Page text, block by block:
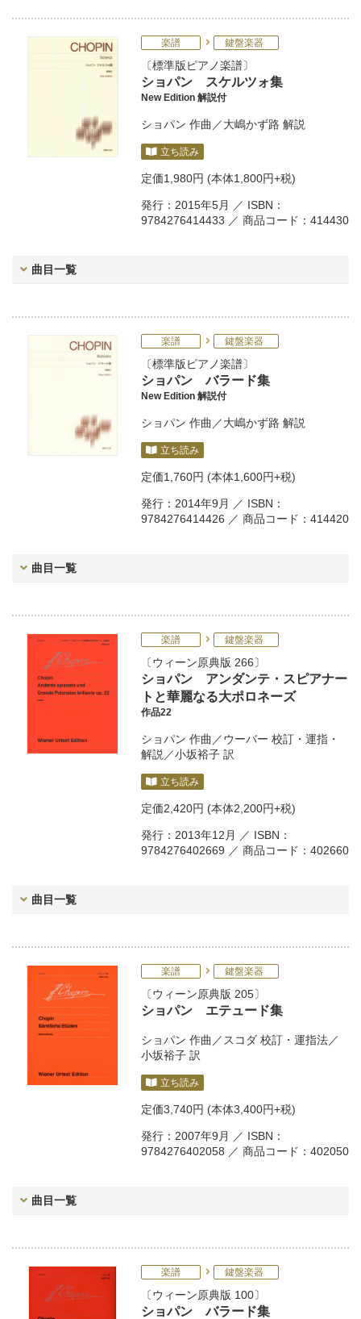
楽譜 鍵盤楽器
標準版ピアノ楽譜
ショパン スケルツォ集
New Edition 解説付
ショパン 作曲／大嶋かず路 解説
立ち読み
定価1,980円 (本体1,800円+税)
発行：2015年5月 ／ ISBN：
9784276414433 ／ 商品コード：414430
曲目一覧
楽譜 鍵盤楽器
標準版ピアノ楽譜
ショパン バラード集
New Edition 解説付
ショパン 作曲／大嶋かず路 解説
立ち読み
定価1,760円 (本体1,600円+税)
発行：2014年9月 ／ ISBN：
9784276414426 ／ 商品コード：414420
曲目一覧
楽譜 鍵盤楽器
ウィーン原典版 266
ショパン アンダンテ・スピアナー
トと華麗なる大ポロネーズ
作品22
ショパン 作曲／ウーバー 校訂・運指・
解説／小坂裕子 訳
立ち読み
定価2,420円 (本体2,200円+税)
発行：2013年12月 ／ ISBN：
9784276402669 ／ 商品コード：402660
曲目一覧
楽譜 鍵盤楽器
ウィーン原典版 205
ショパン エテュード集
ショパン 作曲／ スコダ 校訂・運指法／
小坂裕子 訳
立ち読み
定価3,740円 (本体3,400円+税)
発行：2007年9月 ／ ISBN：
9784276402058 ／ 商品コード：402050
曲目一覧
楽譜 鍵盤楽器
ウィーン原典版 100
ショパン バラード集